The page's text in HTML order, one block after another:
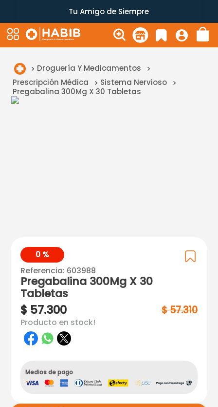
Tu Amigo de Siempre
Droguería Y Medicamentos
Prescripción Médica
Sistema Nervioso
Pregabalina 300Mg X 30 Tabletas
0 %
Referencia: 603988
Pregabalina 300Mg X 30
Tabletas
$ 57.300 $57.310
Producto en stock!
Medios de pago